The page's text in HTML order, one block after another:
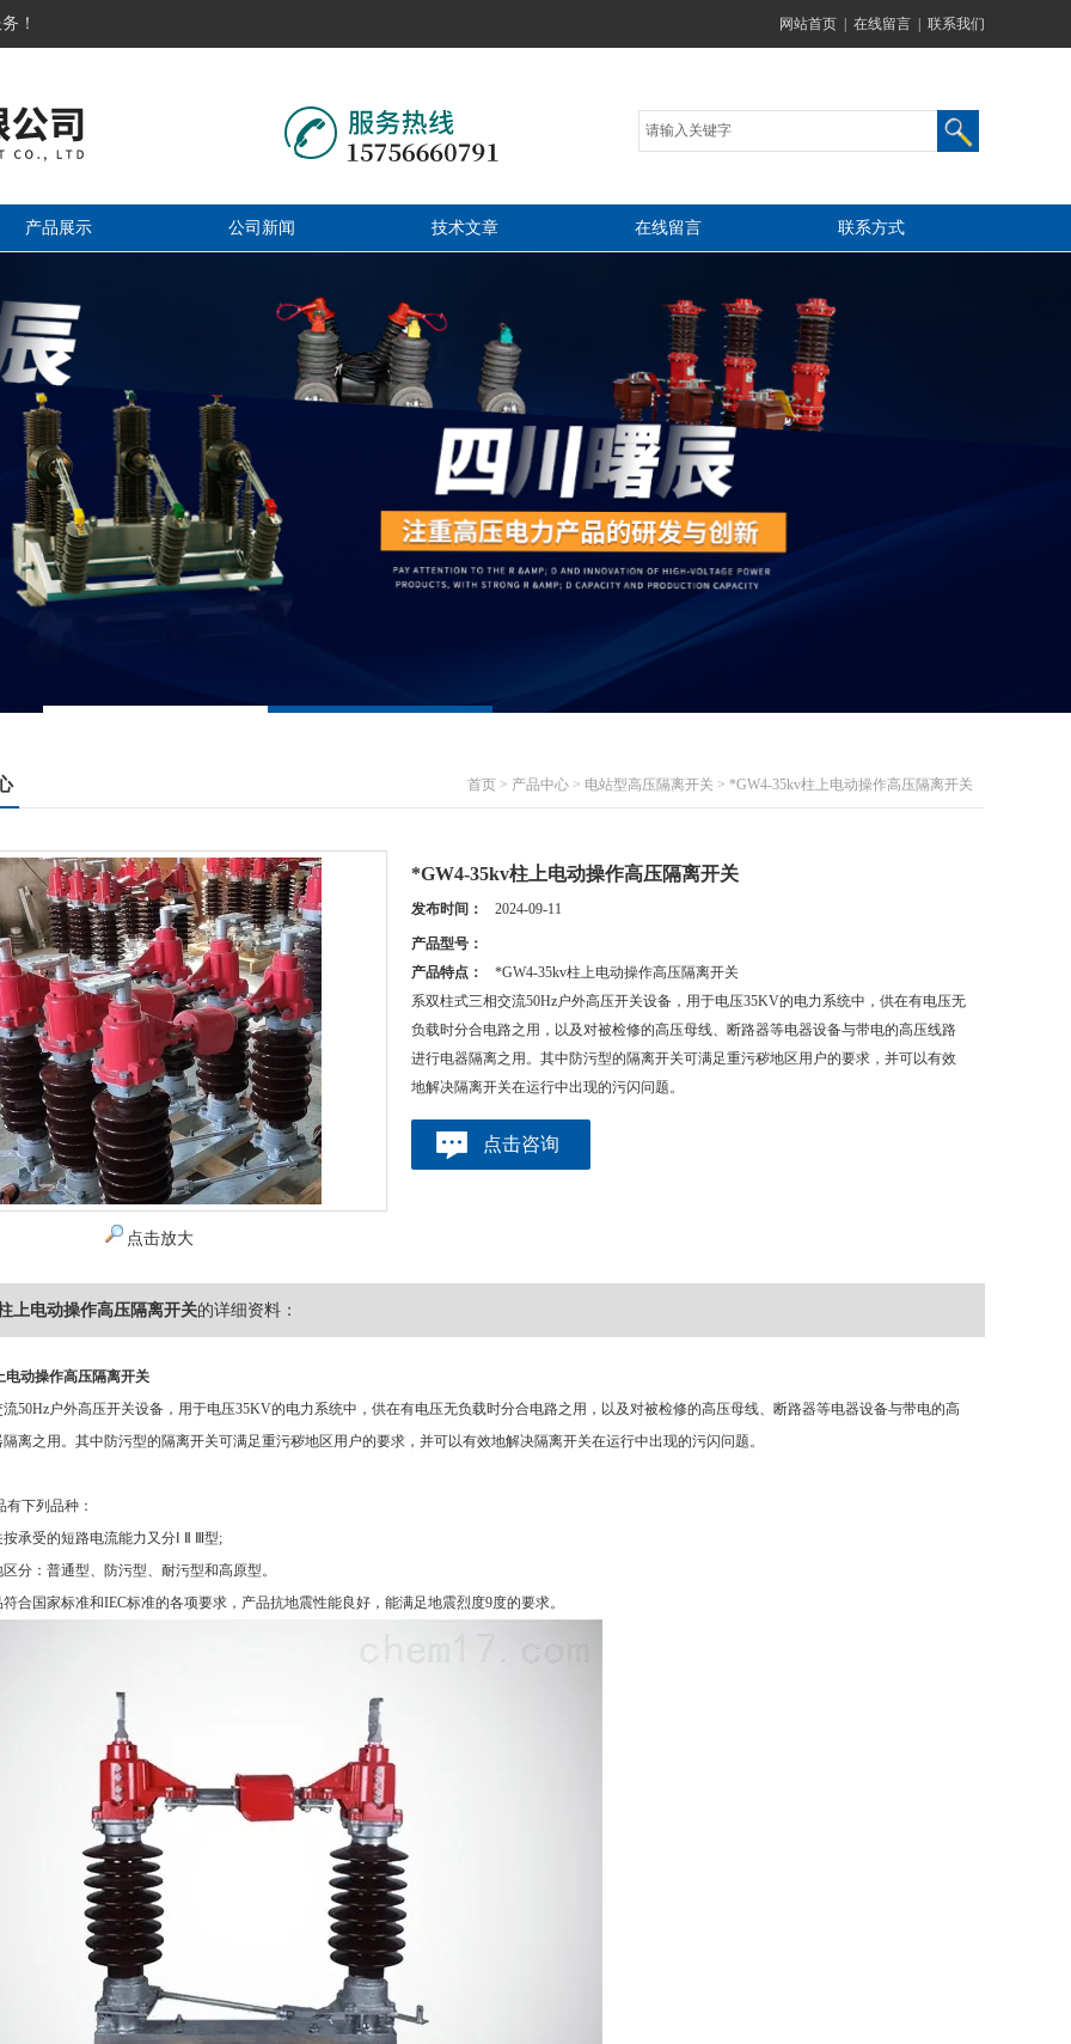
！ 网站首页 在线留言 联系我们
产品展示 公司新闻 技术文章 在线留言 联系方式
首页 > 产品中心 > 电站型高压隔离开关 > *GW4-35kv柱上电动操作高压隔离开关
点击放大
*GW4-35kv柱上电动操作高压隔离开关
发布时间： 2024-09-11
产品型号：
产品特点：
*GW4-35kv柱上电动操作高压隔离开关
系双柱式三相交流50Hz户外高压开关设备，用于电压35KV的电力系统中，供在有电压无
负载时分合电路之用，以及对被检修的高压母线、断路器等电器设备与带电的高压线路
进行电器隔离之用。其中防污型的隔离开关可满足重污秽地区用户的要求，并可以有效
地解决隔离开关在运行中出现的污闪问题。
点击咨询
上电动操作高压隔离开关的详细资料：
电动操作高压隔离开关
50Hz户外高压开关设备，用于电压35KV的电力系统中，供在有电压无负载时分合电路之用，以及对被检修的高压母线、断路器等电器设备与带电的高
离之用。其中防污型的隔离开关可满足重污秽地区用户的要求，并可以有效地解决隔离开关在运行中出现的污闪问题。
下列品种：
受的短路电流能力又分Ⅰ Ⅱ Ⅲ型;
：普通型、防污型、耐污型和高原型。
国家标准和IEC标准的各项要求，产品抗地震性能良好，能满足地震烈度9度的要求。